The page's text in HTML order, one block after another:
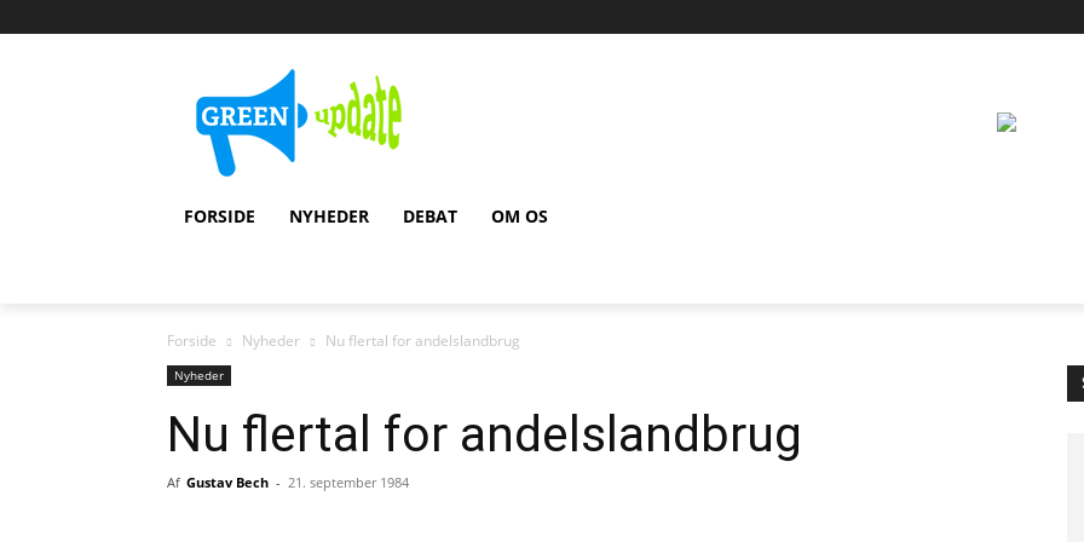
FORSIDE NYHEDER DEBAT OM OS
Forside Nyheder Nu flertal for andelslandbrug
Nyheder
Nu flertal for andelslandbrug
Af Gustav Bech - 21. september 1984